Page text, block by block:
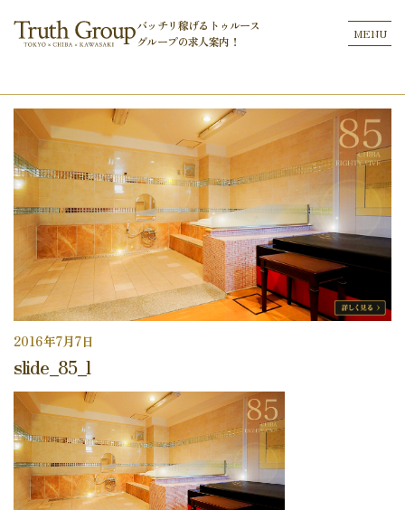
バッチリ稼げるトゥルース
グループの求人案内！
MENU
2016年7月7日
slide_85_l